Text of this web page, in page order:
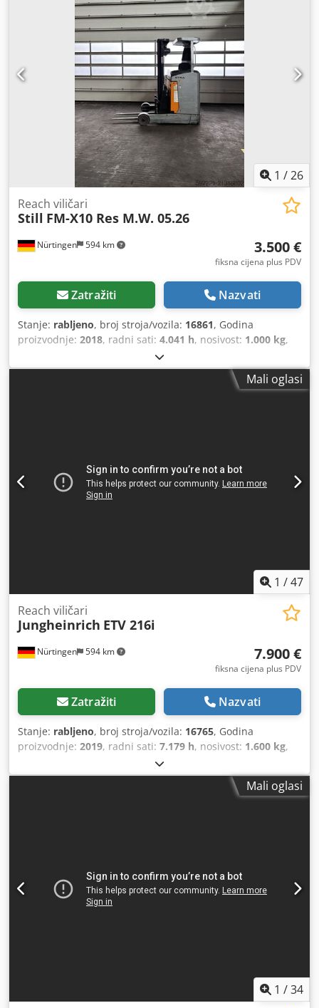
1 /26
Nürtingen 594 km
Reach viličari
Still FM-X10 Res M.W. 05.26
3.500 €
fiksna cijena plus PDV
Zatražiti Nazvati
Stanje: rabljeno, broj stroja/vozila: 16861, Godina
proizvodnje: 2018, radni sati: 4.041 h, nosivost: 1.000 kg,
, slobodno dizanje:
težište tereta:600 mm, vrsta goriva:električni, vrsta
2.200 mm, napon
Mali oglasi
1 /47
Nürtingen 594 km
Reach viličari
Jungheinrich ETV 216i
7.900 €
fiksna cijena plus PDV
Zatražiti Nazvati
Stanje: rabljeno, broj stroja/vozila: 16765, Godina
proizvodnje: 2019, radni sati: 7.179 h, nosivost: 1.600 kg,
, slobodno dizanje:
težište tereta:600 mm, vrsta goriva:električni, vrsta
3.540 mm, napon
Mali oglasi
1 /34